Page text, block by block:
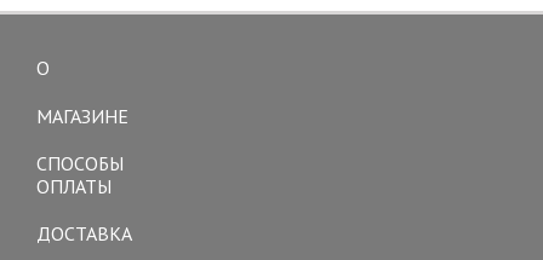
О
МАГАЗИНЕ
СПОСОБЫ
ОПЛАТЫ
ДОСТАВКА